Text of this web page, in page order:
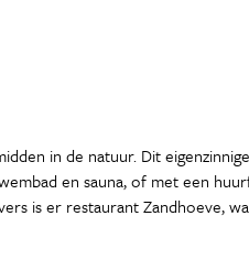
in de natuur. Dit
en sauna, of met een
is er restaurant Zandhoeve,